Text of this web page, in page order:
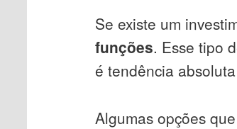
Se existe um
funções. Esse tipo
é tendência
Algumas opções